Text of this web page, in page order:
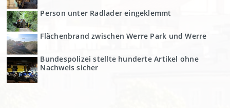
Person unter Radlader eingeklemmt
Flächenbrand zwischen Werre Park und Werre
Bundespolizei stellte hunderte Artikel ohne
Nachweis sicher